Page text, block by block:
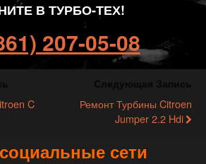
В ТУРБО-ТЕХ!
207-05-08
C
Ремонт Турбины Citroen
Jumper 2.2 Hdi
сети